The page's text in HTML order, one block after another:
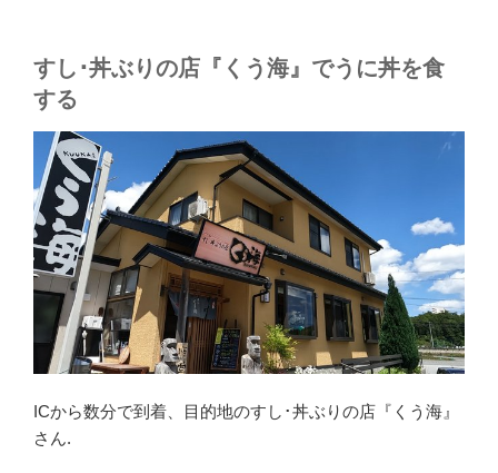
すし･丼ぶりの店『くう海』でうに丼を食
する
ICから数分で到着、目的地のすし･丼ぶりの店『くう海』
さん.